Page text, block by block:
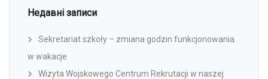
Недавні записи
Sekretariat szkoły – zmiana godzin funkcjonowania
w wakacje
Wizyta Wojskowego Centrum Rekrutacji w naszej